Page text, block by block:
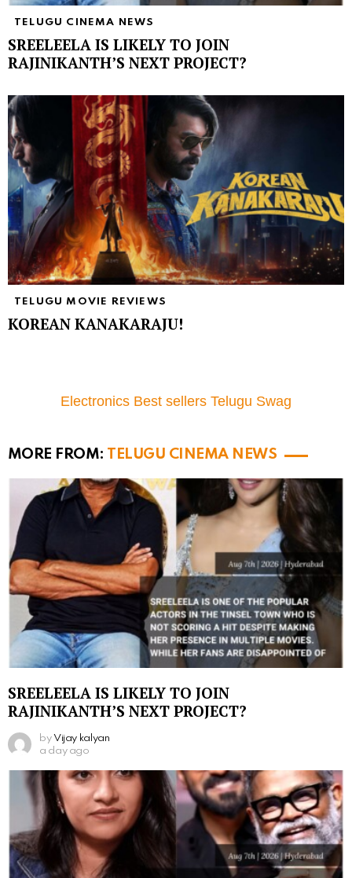
TELUGU CINEMA NEWS
SREELEELA IS LIKELY TO JOIN
RAJINIKANTH’S NEXT PROJECT?
TELUGU MOVIE REVIEWS
KOREAN KANAKARAJU!
Electronics Best sellers Telugu Swag
MORE FROM: TELUGU CINEMA NEWS
SREELEELA IS LIKELY TO JOIN
RAJINIKANTH’S NEXT PROJECT?
by Vijay kalyan
a day ago